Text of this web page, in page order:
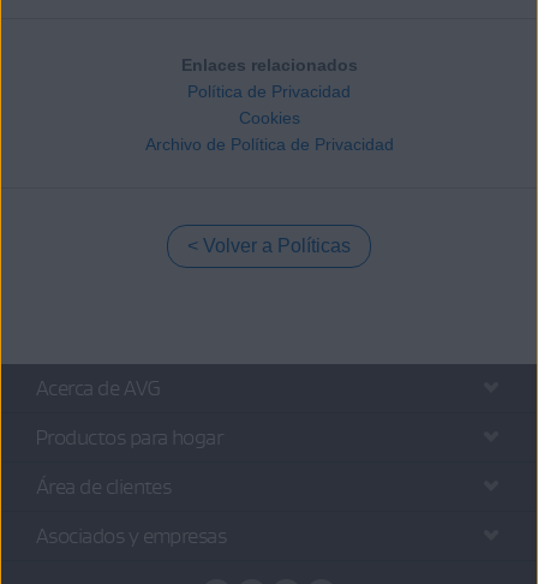
Enlaces relacionados
Política de Privacidad
Cookies
Archivo de Política de Privacidad
Volver a Políticas
Acerca de AVG
Productos para hogar
Área de clientes
Asociados y empresas